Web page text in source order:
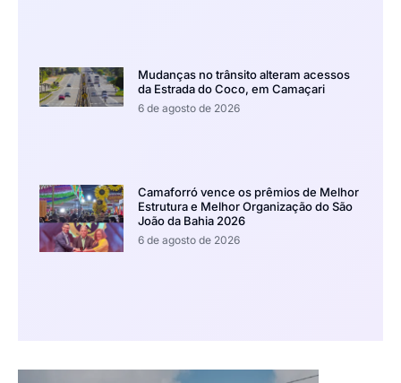
Mudanças no trânsito alteram acessos
da Estrada do Coco, em Camaçari
6 de agosto de 2026
Camaforró vence os prêmios de Melhor
Estrutura e Melhor Organização do São
João da Bahia 2026
6 de agosto de 2026